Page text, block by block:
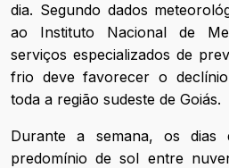
dia. Segundo dados
ao Instituto Nacional de
serviços especializados de
frio deve favorecer o
toda a região sudeste de Goiás.
Durante a semana, os dias
predomínio de sol entre